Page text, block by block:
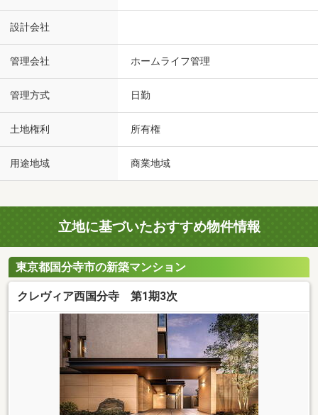
設計会社
管理会社 ホームライフ管理
管理方式 日勤
土地権利 所有権
用途地域 商業地域
立地に基づいたおすすめ物件情報
東京都国分寺市の新築マンション
クレヴィア西国分寺 第1期3次